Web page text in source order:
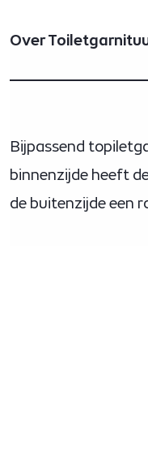
Over
Bijpassend
binnenzijde heeft
de buitenzijde een